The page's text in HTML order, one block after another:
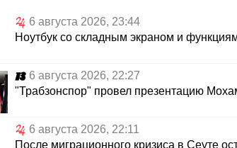
6 августа 2026, 23:44
Ноутбук со складным экраном и
6 августа 2026, 22:27
"Трабзонспор" провел презентацию
6 августа 2026, 22:11
После миграционного кризиса в Сеуте